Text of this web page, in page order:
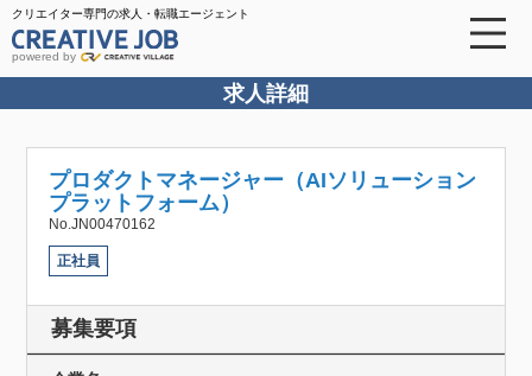
クリエイター専門の求人・転職エージェント
powered by
求人詳細
プロダクトマネージャー（AIソリューション
プラットフォーム）
No.JN00470162
正社員
募集要項